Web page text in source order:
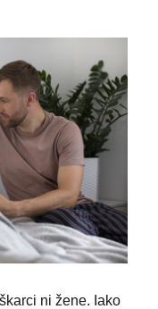
ni žene. Iako